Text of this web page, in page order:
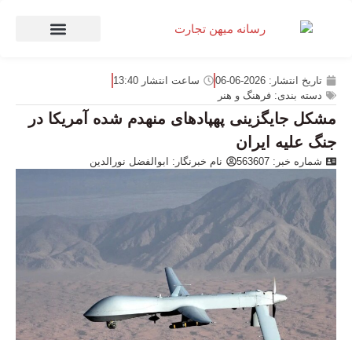
تاریخ انتشار: 2026-06-06 ساعت انتشار 13:40
دسته بندی: فرهنگ و هنر
مشکل جایگزینی پهپادهای منهدم شده آمریکا در
جنگ علیه ایران
شماره خبر: 563607 نام خبرنگار: ابوالفضل نورالدین